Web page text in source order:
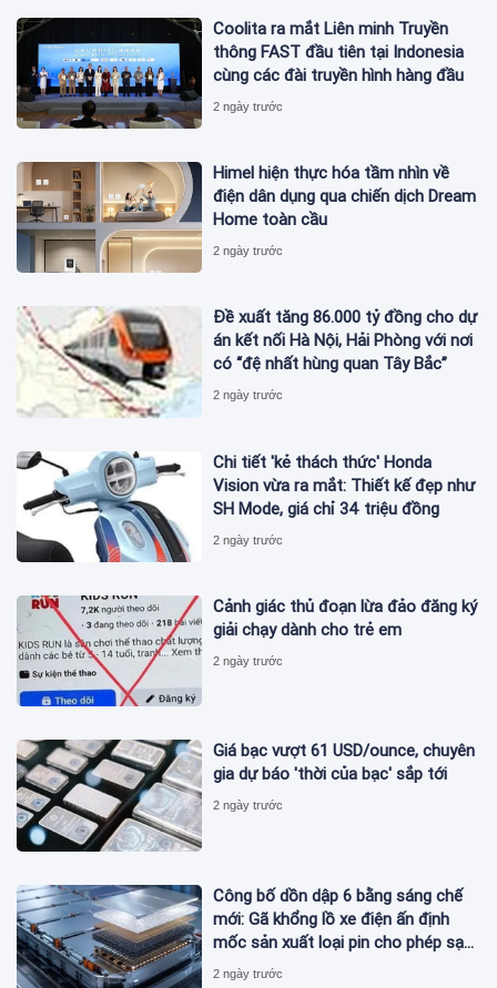
Coolita ra mắt Liên minh Truyền
thông FAST đầu tiên tại Indonesia
cùng các đài truyền hình hàng đầu
2 ngày trước
Himel hiện thực hóa tầm nhìn về
điện dân dụng qua chiến dịch Dream
Home toàn cầu
2 ngày trước
Đề xuất tăng 86.000 tỷ đồng cho dự
án kết nối Hà Nội, Hải Phòng với nơi
có “đệ nhất hùng quan Tây Bắc”
2 ngày trước
Chi tiết 'kẻ thách thức' Honda
Vision vừa ra mắt: Thiết kế đẹp như
SH Mode, giá chỉ 34 triệu đồng
2 ngày trước
Cảnh giác thủ đoạn lừa đảo đăng ký
giải chạy dành cho trẻ em
2 ngày trước
Giá bạc vượt 61 USD/ounce, chuyên
gia dự báo 'thời của bạc' sắp tới
2 ngày trước
Công bố dồn dập 6 bằng sáng chế
mới: Gã khổng lồ xe điện ấn định
mốc sản xuất loại pin cho phép sạc
1 lần đi từ Hà Nội đến TP.HCM
2 ngày trước